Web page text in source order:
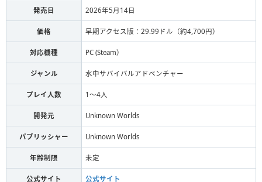
発売日 2026年5月14日
価格 早期アクセス版：29.99ドル（約4,700円）
対応機種 PC (Steam）
ジャンル 水中サバイバルアドベンチャー
プレイ人数 1〜4人
開発元 Unknown Worlds
パブリッシャー Unknown Worlds
年齢制限 未定
公式サイト 公式サイト